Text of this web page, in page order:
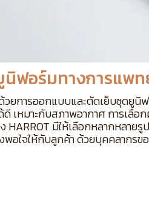
นิฟอร์มทางการแพ
การออกแบบและตัดเย็บชุดยูนิ
เหมาะกับสภาพอากาศ การเลื
มีให้เลือกหลากหลายรู
ใจให้กับลูกค้า ด้วยบุคคลากรข